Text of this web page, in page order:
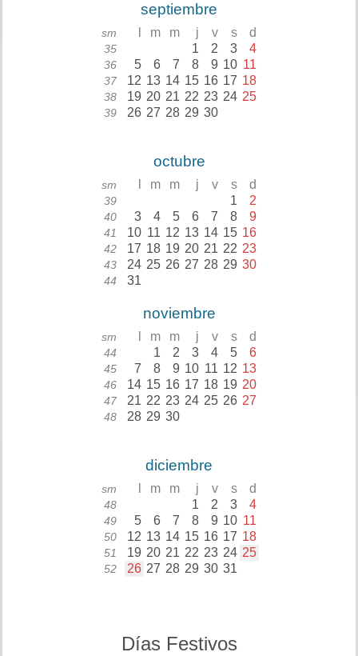
septiembre
sm m m j v s d
35 1 2 3 4
36 5 6 7 8 9 10 11
37 12 13 14 15 16 17 18
38 19 20 21 22 23 24 25
39 26 27 28 29 30
octubre
sm m m j v s d
39 1 2
40 3 4 5 6 7 8 9
41 10 11 12 13 14 15 16
42 17 18 19 20 21 22 23
43 24 25 26 27 28 29 30
44 31
noviembre
sm m m j v s d
44 1 2 3 4 5 6
45 7 8 9 10 11 12 13
46 14 15 16 17 18 19 20
47 21 22 23 24 25 26 27
48 28 29 30
diciembre
sm m m j v s d
48 1 2 3 4
49 5 6 7 8 9 10 11
50 12 13 14 15 16 17 18
51 19 20 21 22 23 24 25
52 26 27 28 29 30 31
Días Festivos